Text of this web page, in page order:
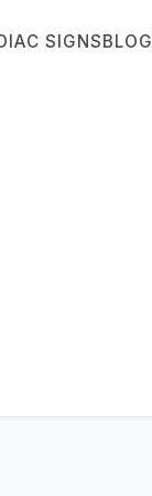
SIGNSBLOG